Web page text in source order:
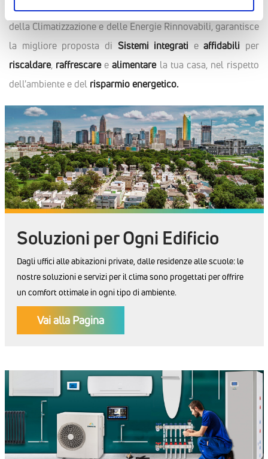
cinquant'anni di attivitànei settori della Termoidraulica,
della Climatizzazione e delle Energie Rinnovabili, garantisce
la migliore proposta di Sistemi integrati eaffidabili per
riscaldare, raffrescareealimentarela tua casa, nel rispetto
dell'ambiente e del risparmio energetico.
Soluzioni per Ogni Edificio
Dagli uffici alle abitazioni private, dalle residenze alle scuole: le
nostre soluzioni e servizi per il clima sono progettati per offrire
un comfort ottimale in ogni tipo di ambiente.
Vai alla Pagina